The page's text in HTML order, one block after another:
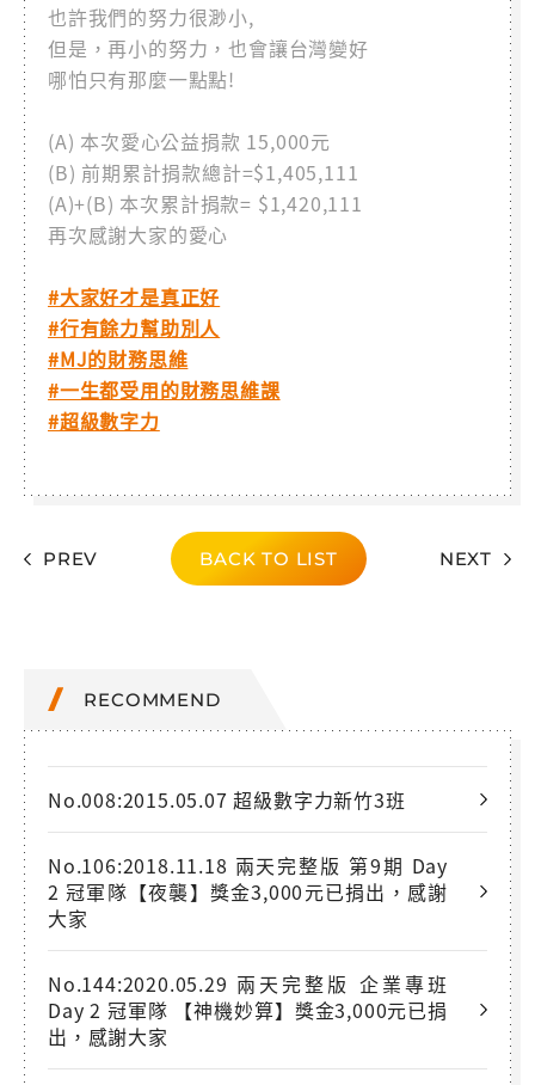
也許我們的努力很渺小,
但是，再小的努力，也會讓台灣變好
哪怕只有那麼一點點!
(A) 本次愛心公益捐款 15,000元
(B) 前期累計捐款總計=$1,405,111
(A)+(B) 本次累計捐款= $1,420,111
再次感謝大家的愛心
#大家好才是真正好
#行有餘力幫助別人
#MJ的財務思維
#一生都受用的財務思維課
#超級數字力
PREV BACK TO LIST NEXT
RECOMMEND
No.008:2015.05.07 超級數字力新竹3班
No.106:2018.11.18 兩天完整版 第9期 Day
2 冠軍隊【夜襲】獎金3,000元已捐出，感謝
大家
No.144:2020.05.29 兩天完整版 企業專班
Day 2 冠軍隊 【神機妙算】獎金3,000元已捐
出，感謝大家